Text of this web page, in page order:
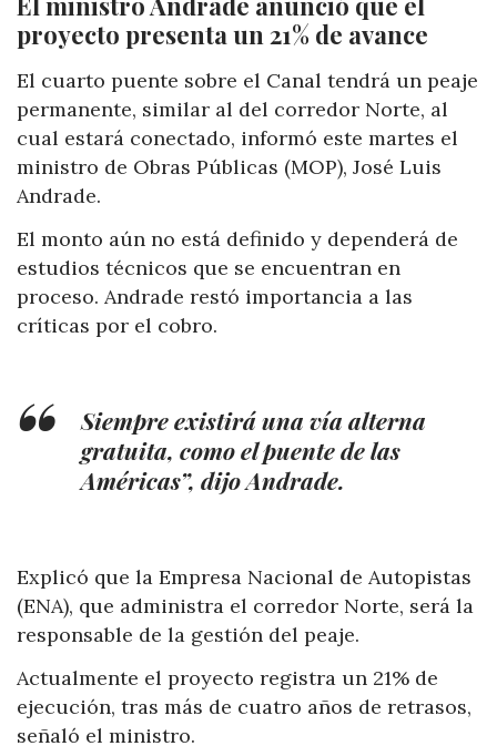
proyecto presenta un 21% de avance
El cuarto puente sobre el Canal tendrá un peaje
permanente, similar al del corredor Norte, al
cual estará conectado, informó este martes el
ministro de Obras Públicas (MOP), José Luis
Andrade.
El monto aún no está definido y dependerá de
estudios técnicos que se encuentran en
proceso. Andrade restó importancia a las
críticas por el cobro.
Siempre existirá una vía alterna
gratuita, como el puente de las
Américas”, dijo Andrade.
Explicó que la Empresa Nacional de Autopistas
(ENA), que administra el corredor Norte, será la
responsable de la gestión del peaje.
Actualmente el proyecto registra un 21% de
ejecución, tras más de cuatro años de retrasos,
señaló el ministro.